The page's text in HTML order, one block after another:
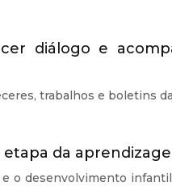
diálogo e
trabalhos e boletins
etapa da
o desenvolvimento